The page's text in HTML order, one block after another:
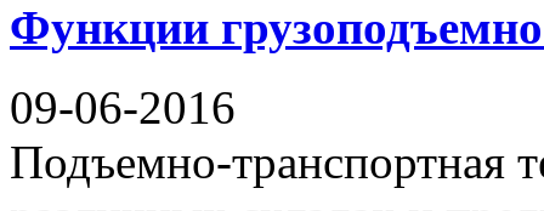
Функции
09-06-2016
Подъемно-транспортная